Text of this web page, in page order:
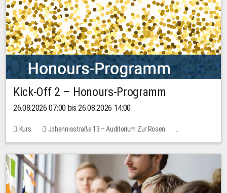
Kick-Off 2 – Honours-Programm
26.08.2026 07:00 bis 26.08.2026 14:00
Kurs
Johannisstraße 13 – Auditorium Zur Rosen
Keine freien Plätze